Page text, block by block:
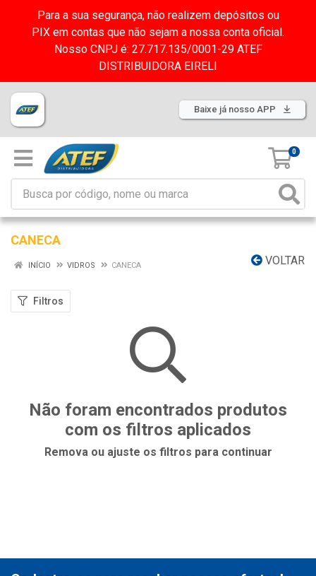
Para a sua segurança, não realizem depósitos ou
PIX em contas que não sejam a nossa conta oficial.
Nosso CNPJ é: 27.717.135/0001-29 ATEF
DISTRIBUIDORA EIRELI
Baixe já nosso APP
0
CANECA
VOLTAR
INÍCIO VIDROS CANECA
Filtros
Não foram encontrados produtos
com os filtros aplicados
Remova ou ajuste os filtros para continuar